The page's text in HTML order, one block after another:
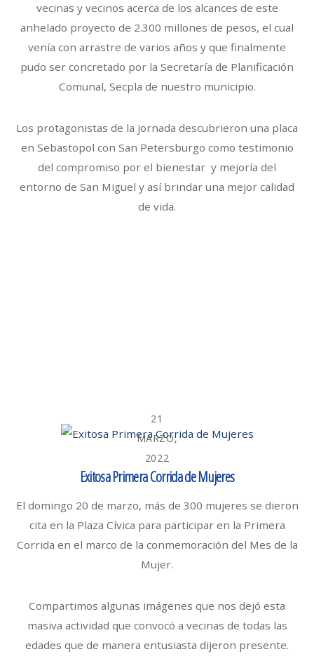
vecinas y vecinos acerca de los alcances de este
anhelado proyecto de 2.300 millones de pesos, el cual
venía con arrastre de varios años y que finalmente
pudo ser concretado por la Secretaría de Planificación
Comunal, Secpla de nuestro municipio.
Los protagonistas de la jornada descubrieron una placa
en Sebastopol con San Petersburgo como testimonio
del compromiso por el bienestar y mejoría del
entorno de San Miguel y así brindar una mejor calidad
de vida.
21
MARZO,
2022
Exitosa Primera Corrida de Mujeres
El domingo 20 de marzo, más de 300 mujeres se dieron
cita en la Plaza Cívica para participar en la Primera
Corrida en el marco de la conmemoración del Mes de la
Mujer.
Compartimos algunas imágenes que nos dejó esta
masiva actividad que convocó a vecinas de todas las
edades que de manera entusiasta dijeron presente.